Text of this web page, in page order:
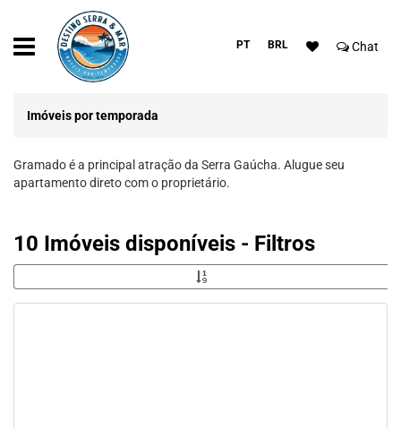
PT BRL Chat
Imóveis por temporada
Gramado é a principal atração da Serra Gaúcha. Alugue seu
apartamento direto com o proprietário.
10 Imóveis disponíveis - Filtros